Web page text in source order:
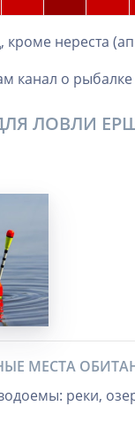
кроме нереста
канал о рыбалке
ЛОВЛИ
МЕСТА
реки,